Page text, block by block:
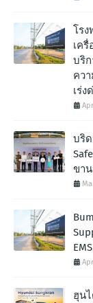
โร
เค
บริ
คว
เร่ง
บริด
ขา
ฮุน